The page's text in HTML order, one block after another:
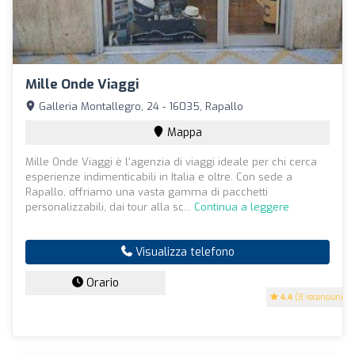
Mille Onde Viaggi
4.4 (8 recensioni)
Galleria Montallegro, 24 - 16035, Rapallo
Mappa
Mille Onde Viaggi è l'agenzia di viaggi ideale per chi cerca
esperienze indimenticabili in Italia e oltre. Con sede a
Rapallo, offriamo una vasta gamma di pacchetti
personalizzabili, dai tour alla sc... Continua a leggere
Visualizza telefono
Orario